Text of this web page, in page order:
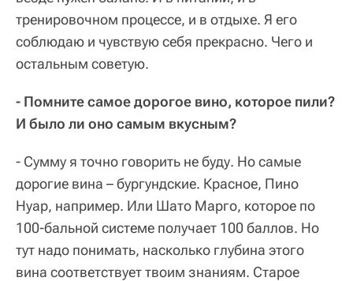
тренировочном процессе, и в отдыхе. Я его
соблюдаю и чувствую себя прекрасно. Чего и
остальным советую.
- Помните самое дорогое вино, которое пили?
И было ли оно самым вкусным?
- Сумму я точно говорить не буду. Но самые
дорогие вина – бургундские. Красное, Пино
Нуар, например. Или Шато Марго, которое по
100-бальной системе получает 100 баллов. Но
тут надо понимать, насколько глубина этого
вина соответствует твоим знаниям. Старое